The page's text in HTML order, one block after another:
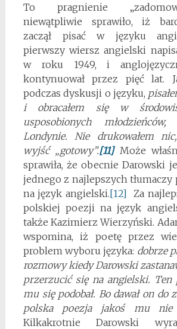
To pragnienie
niewątpliwie sprawiło, iż
zaczął pisać w języku
pierwszy wiersz angielski
w roku 1949, i
kontynuował przez pięć lat.
podczas dyskusji o języku,
i obracałem się w
usposobionych
Londynie. Nie drukowałem
wyjść „gotowy”.[11]Może
sprawiła, że obecnie Darowski
jednego z najlepszych
na język angielski.[12] Za
polskiej poezji na język
także Kazimierz Wierzyński.
wspomina, iż poetę przez
problem wyboru języka: dobrze
rozmowy kiedy Darowski
przerzucić się na angielski. Ten
mu się podobał. Bo dawał on do
polska poezja jakoś mu nie
Kilkakrotnie Darowski